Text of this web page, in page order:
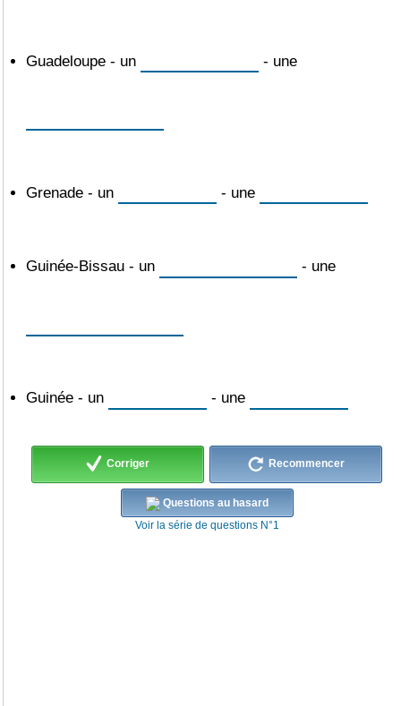
Guadeloupe - un - une
Grenade - un - une
Guinée-Bissau - un - une
Guinée - un - une
Corriger Recommencer
Questions au hasard
Voir la série de questions N°1